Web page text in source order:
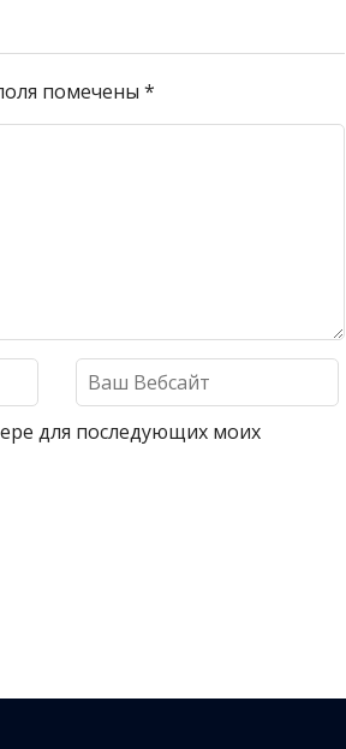
помечены *
для последующих моих